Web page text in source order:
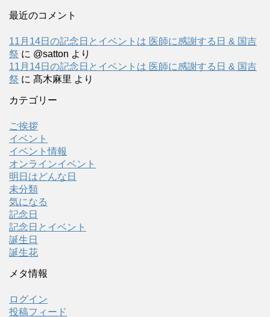
最近のコメント
11月14日の記念日とイベントは 医師に感謝する日 & 国吉
祭 に @satton より
11月14日の記念日とイベントは 医師に感謝する日 & 国吉
祭 に 髙木麻里 より
カテゴリー
ご挨拶
イベント
イベント情報
オンラインイベント
明日はどんな日
未分類
気になる
記念日
記念日とイベント
誕生日
誕生花
メタ情報
ログイン
投稿フィード